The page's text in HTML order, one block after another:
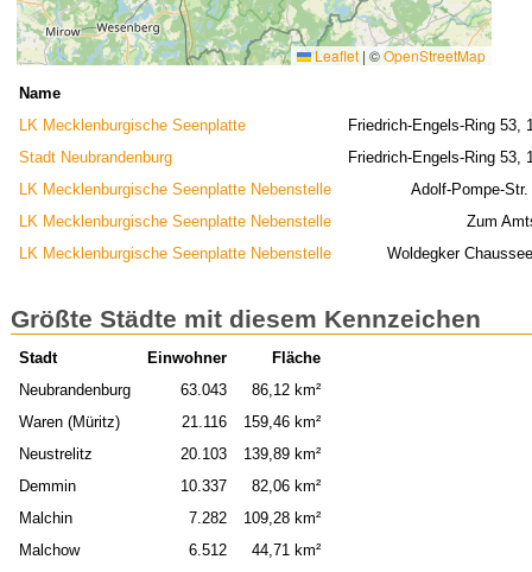
Leaflet | ©OpenStreetMap
Name
LK Mecklenburgische Seenplatte
Friedrich-Engels-Ring 53,
Stadt Neubrandenburg
Friedrich-Engels-Ring 53,
LK Mecklenburgische Seenplatte Nebenstelle
Adolf-Pompe-
LK Mecklenburgische Seenplatte Nebenstelle
Zum
LK Mecklenburgische Seenplatte Nebenstelle
Woldegker
Größte Städte mit diesem Kennzeichen
Stadt Einwohner
Fläche
Neubrandenburg
63.043
86,12 km²
Waren (Müritz)
21.116
159,46 km²
Neustrelitz
20.103
139,89 km²
Demmin
10.337
82,06 km²
Malchin
7.282
109,28 km²
Malchow
6.512
44,71 km²